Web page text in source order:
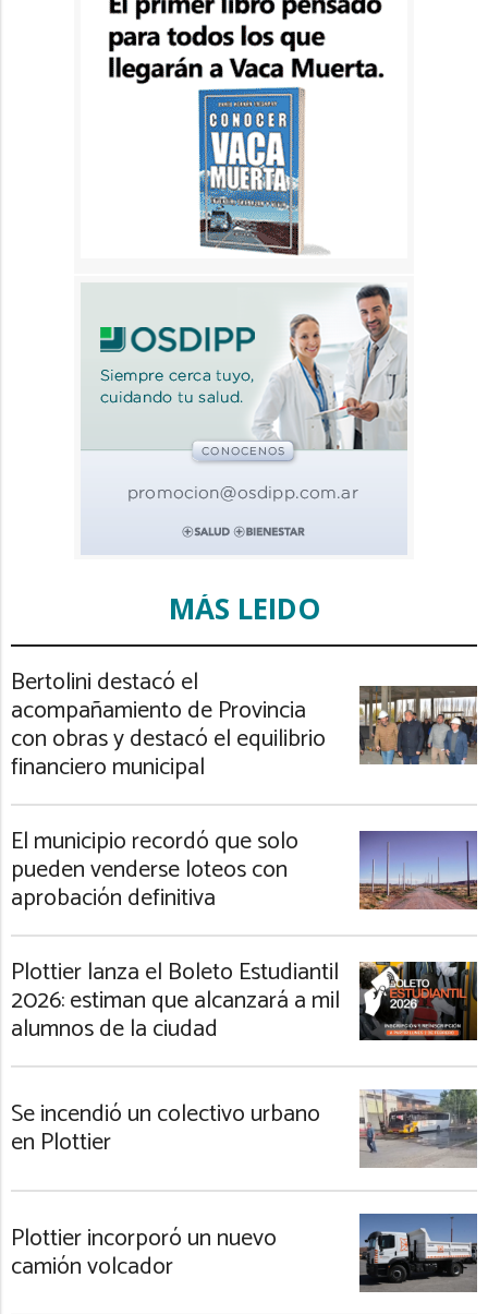
MÁS LEIDO
Bertolini destacó el
acompañamiento de Provincia
con obras y destacó el equilibrio
financiero municipal
El municipio recordó que solo
pueden venderse loteos con
aprobación definitiva
Plottier lanza el Boleto Estudiantil
2026: estiman que alcanzará a mil
alumnos de la ciudad
Se incendió un colectivo urbano
en Plottier
Plottier incorporó un nuevo
camión volcador